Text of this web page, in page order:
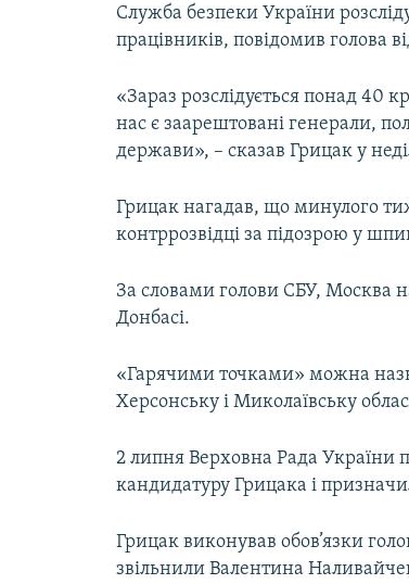
Служба безпеки України
працівників, повідомив голова
«Зараз розслідується понад 40
нас є заарештовані генерали,
держави», – сказав Грицак у
Грицак нагадав, що минулого
контррозвідці за підозрою у
За словами голови СБУ, Москва
Донбасі.
«Гарячими точками» можна
Херсонську і Миколаївську
2 липня Верховна Рада України
кандидатуру Грицака і
Грицак виконував обов’язки
звільнили Валентина